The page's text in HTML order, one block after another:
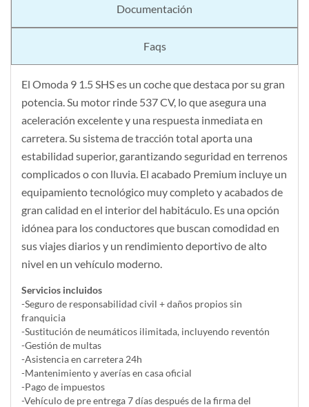
Documentación
Faqs
El Omoda 9 1.5 SHS es un coche que destaca por su gran
potencia. Su motor rinde 537 CV, lo que asegura una
aceleración excelente y una respuesta inmediata en
carretera. Su sistema de tracción total aporta una
estabilidad superior, garantizando seguridad en terrenos
complicados o con lluvia. El acabado Premium incluye un
equipamiento tecnológico muy completo y acabados de
gran calidad en el interior del habitáculo. Es una opción
idónea para los conductores que buscan comodidad en
sus viajes diarios y un rendimiento deportivo de alto
nivel en un vehículo moderno.
Servicios incluidos
-Seguro de responsabilidad civil + daños propios sin
franquicia
-Sustitución de neumáticos ilimitada, incluyendo reventón
-Gestión de multas
-Asistencia en carretera 24h
-Mantenimiento y averías en casa oficial
-Pago de impuestos
-Vehículo de pre entrega 7 días después de la firma del